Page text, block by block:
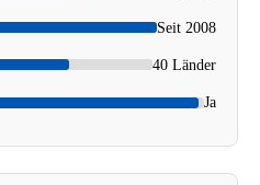
Seit 2008
40 Länder
Ja